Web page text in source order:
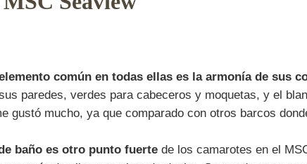
común en todas ellas es la armonía de sus
paredes, verdes para cabeceros y moquetas, y el
gustó mucho, ya que comparado con otros barcos
baño es otro punto fuerte de los camarotes en el